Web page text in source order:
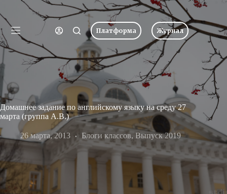
Перейти
к
сути
Ничего
не
найдено
Главная
Новости
школе
Учеба
Пресс-
центр
Хоровая
Царевич
Имя пользователя или Email
Пароль
Запомнить меня Забыли пароль?
Вход
Имя пользователя или Email
Получить новый пароль
← Вернуться ко входу
Платформа Журнал
Домашнее задание по английскому языку на среду 27
марта (группа А.В.)
26 марта, 2013 Блоги классов, Выпуск 2019